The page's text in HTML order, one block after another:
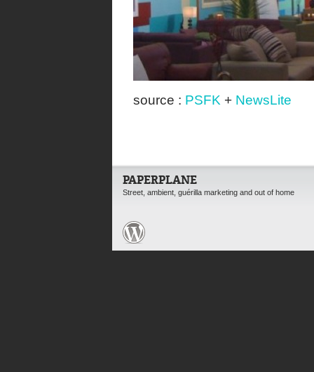
source : PSFK + NewsLite
PAPERPLANE
Street, ambient, guérilla marketing and out of home